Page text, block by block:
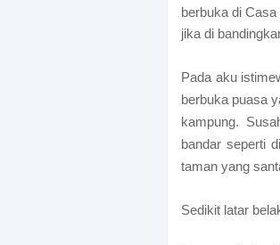
berbuka di
jika di
Pada aku
berbuka puasa
kampung.
bandar seperti
taman yang
Sedikit latar